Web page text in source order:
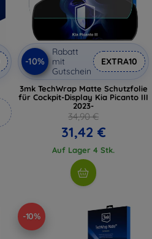
-10%
Rabatt
mit
Gutschein
EXTRA10
3mk TechWrap Matte Schutzfolie
für Cockpit-Display Kia Picanto III
2023-
34,90 €
31,42 €
Auf Lager 4 Stk.
-10%